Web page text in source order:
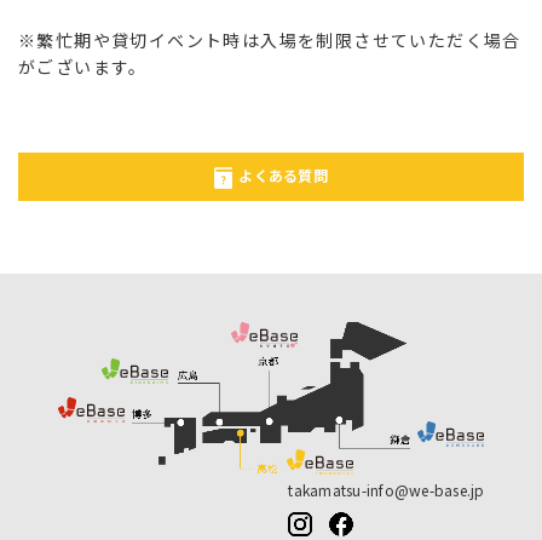
※繁忙期や貸切イベント時は入場を制限させていただく場合
がございます。
よくある質問
takamatsu-info@we-base.jp